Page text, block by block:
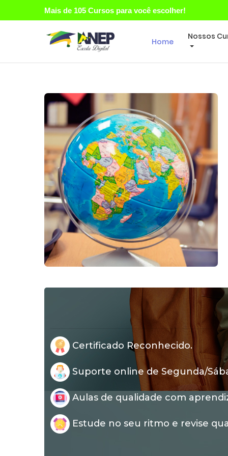
Mais de 105 Cursos para você escolher!
Home
Nossos
Certificado Reconhecido.
Suporte online de Segunda/
Aulas de qualidade com
Estude no seu ritmo e revise